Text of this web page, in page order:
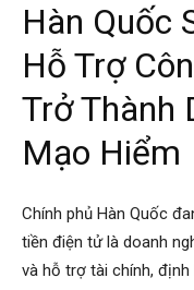
Hàn Quốc
Hỗ Trợ
Trở Thành
Mạo Hiểm
Chính phủ Hàn Quốc
tiền điện tử là doanh
và hỗ trợ tài chính,